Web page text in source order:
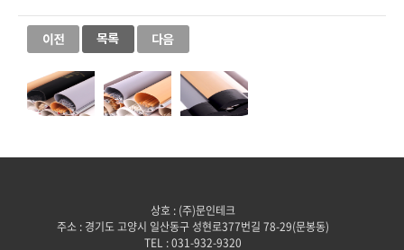
상호 : (주)문인테크
주소 : 경기도 고양시 일산동구 성현로377번길 78-29(문봉동)
TEL : 031-932-9320